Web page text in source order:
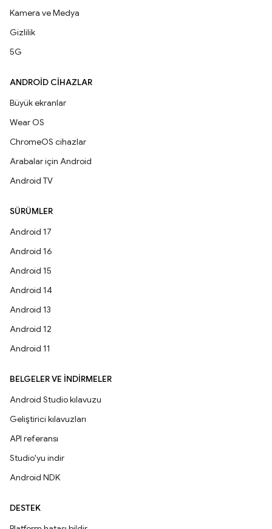
Kamera ve Medya
Gizlilik
5G
ANDROID CIHAZLAR
Büyük ekranlar
Wear OS
ChromeOS cihazlar
Arabalar için Android
Android TV
SÜRÜMLER
Android 17
Android 16
Android 15
Android 14
Android 13
Android 12
Android 11
BELGELER VE İNDIRMELER
Android Studio kılavuzu
Geliştirici kılavuzları
API referansı
Studio'yu indir
Android NDK
DESTEK